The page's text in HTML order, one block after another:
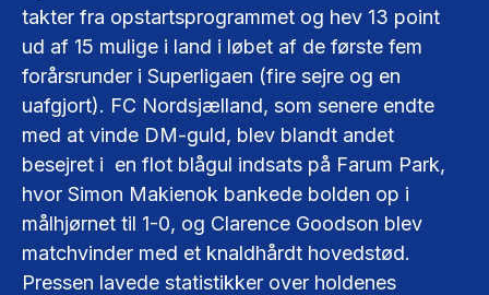
takter fra opstartsprogrammet og hev 13 point
ud af 15 mulige i land i løbet af de første fem
forårsrunder i Superligaen (fire sejre og en
uafgjort). FC Nordsjælland, som senere endte
med at vinde DM-guld, blev blandt andet
besejret i en flot blågul indsats på Farum Park,
hvor Simon Makienok bankede bolden op i
målhjørnet til 1-0, og Clarence Goodson blev
matchvinder med et knaldhårdt hovedstød.
Pressen lavede statistikker over holdenes